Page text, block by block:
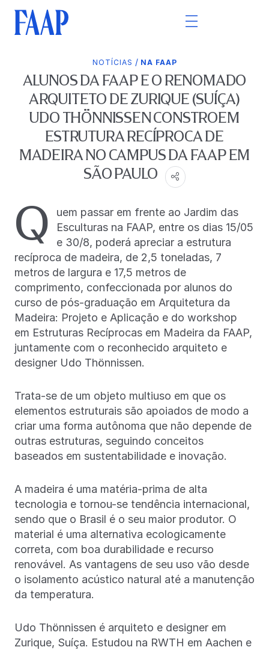
NOTÍCIAS / NA FAAP
ALUNOS DA FAAP E O RENOMADO
ARQUITETO DE ZURIQUE (SUÍÇA)
UDO THÖNNISSEN CONSTROEM
ESTRUTURA RECÍPROCA DE
MADEIRA NO CAMPUS DA FAAP EM
SÃO PAULO
Q
uem passar em frente ao Jardim das
Esculturas na FAAP, entre os dias 15/05
e 30/8, poderá apreciar a estrutura
recíproca de madeira, de 2,5 toneladas, 7
metros de largura e 17,5 metros de
comprimento, confeccionada por alunos do
curso de pós-graduação em Arquitetura da
Madeira: Projeto e Aplicação e do workshop
em Estruturas Recíprocas em Madeira da FAAP,
juntamente com o reconhecido arquiteto e
designer Udo Thönnissen.
Trata-se de um objeto multiuso em que os
elementos estruturais são apoiados de modo a
criar uma forma autônoma que não depende de
outras estruturas, seguindo conceitos
baseados em sustentabilidade e inovação.
A madeira é uma matéria-prima de alta
tecnologia e tornou-se tendência internacional,
sendo que o Brasil é o seu maior produtor. O
material é uma alternativa ecologicamente
correta, com boa durabilidade e recurso
renovável. As vantagens de seu uso vão desde
o isolamento acústico natural até a manutenção
da temperatura.
Udo Thönnissen é arquiteto e designer em
Zurique, Suíça. Estudou na RWTH em Aachen e